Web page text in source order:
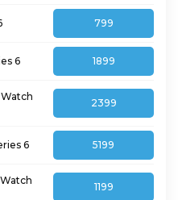
799
6 1899
2399
6 5199
1199